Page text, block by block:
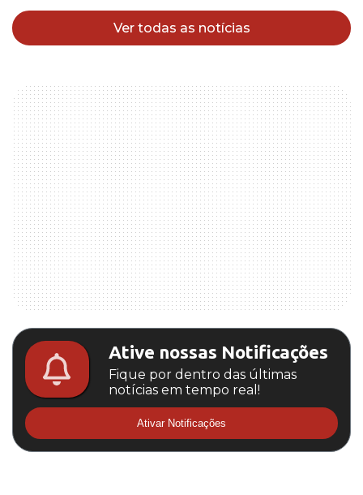
Ver todas as notícias
Ative nossas Notificações
Fique por dentro das últimas
notícias em tempo real!
Ativar Notificações